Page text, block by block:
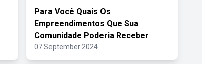
Para Você Quais Os
Empreendimentos Que Sua
Comunidade Poderia Receber
07 September 2024